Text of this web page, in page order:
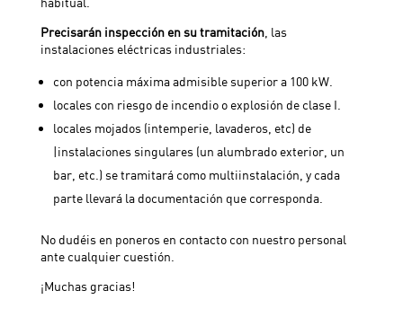
Precisarán inspección en su tramitación, las
instalaciones eléctricas industriales:
con potencia máxima admisible superior a 100 kW.
locales con riesgo de incendio o explosión de clase I.
locales mojados (intemperie, lavaderos, etc) de
|instalaciones singulares (un alumbrado exterior, un
bar, etc.) se tramitará como multiinstalación, y cada
parte llevará la documentación que corresponda.
No dudéis en poneros en contacto con nuestro personal
ante cualquier cuestión.
¡Muchas gracias!